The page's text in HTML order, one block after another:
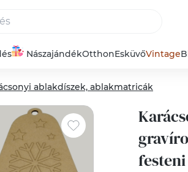
NászajándékOtthonEsküvőVintage
ablakdíszek, ablakmatricák
festeni